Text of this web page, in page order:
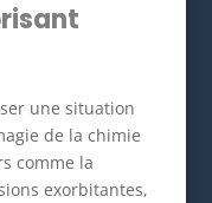
une situation
de la chimie
comme la
exorbitantes,